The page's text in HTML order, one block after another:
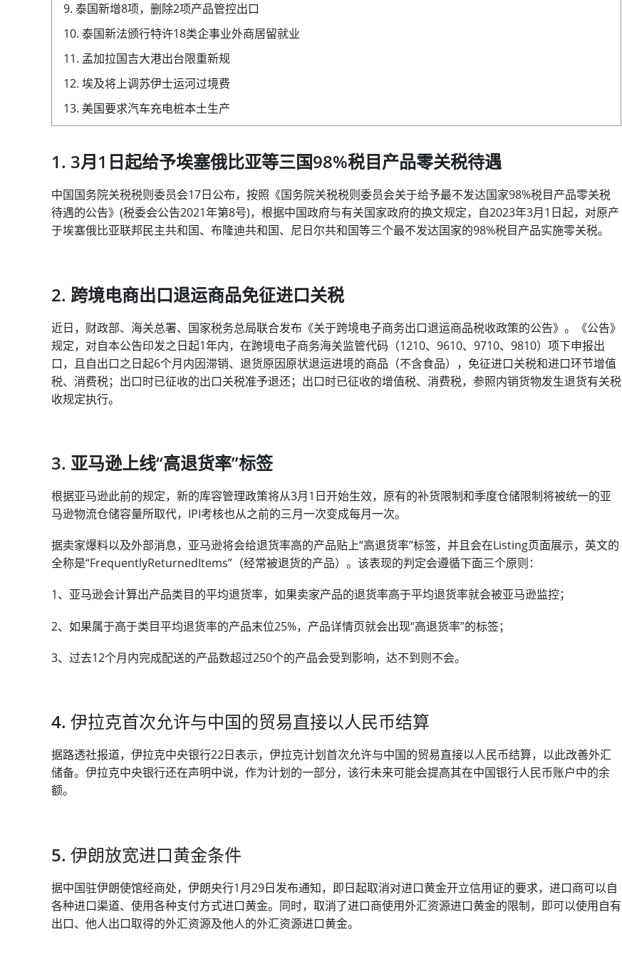
9. 泰国新增8项，删除2项产品管控出口
10. 泰国新法颁行特许18类企事业外商居留就业
11. 孟加拉国吉大港出台限重新规
12. 埃及将上调苏伊士运河过境费
13. 美国要求汽车充电桩本土生产
1. 3月1日起给予埃塞俄比亚等三国98%税目产品零关税待遇
中国国务院关税税则委员会17日公布，按照《国务院关税税则委员会关于给予最不发达国家98%税目产品零关税
待遇的公告》(税委会公告2021年第8号)，根据中国政府与有关国家政府的换文规定，自2023年3月1日起，对原产
于埃塞俄比亚联邦民主共和国、布隆迪共和国、尼日尔共和国等三个最不发达国家的98%税目产品实施零关税。
2. 跨境电商出口退运商品免征进口关税
近日，财政部、海关总署、国家税务总局联合发布《关于跨境电子商务出口退运商品税收政策的公告》。《公告》
规定，对自本公告印发之日起1年内，在跨境电子商务海关监管代码（1210、9610、9710、9810）项下申报出
口，且自出口之日起6个月内因滞销、退货原因原状退运进境的商品（不含食品），免征进口关税和进口环节增值
税、消费税；出口时已征收的出口关税准予退还；出口时已征收的增值税、消费税，参照内销货物发生退货有关税
收规定执行。
3. 亚马逊上线“高退货率”标签
根据亚马逊此前的规定，新的库容管理政策将从3月1日开始生效，原有的补货限制和季度仓储限制将被统一的亚
马逊物流仓储容量所取代，IPI考核也从之前的三月一次变成每月一次。
据卖家爆料以及外部消息，亚马逊将会给退货率高的产品贴上“高退货率”标签，并且会在Listing页面展示，英文的
全称是“FrequentlyReturnedItems”（经常被退货的产品）。该表现的判定会遵循下面三个原则：
1、亚马逊会计算出产品类目的平均退货率，如果卖家产品的退货率高于平均退货率就会被亚马逊监控；
2、如果属于高于类目平均退货率的产品末位25%，产品详情页就会出现“高退货率”的标签；
3、过去12个月内完成配送的产品数超过250个的产品会受到影响，达不到则不会。
4. 伊拉克首次允许与中国的贸易直接以人民币结算
据路透社报道，伊拉克中央银行22日表示，伊拉克计划首次允许与中国的贸易直接以人民币结算，以此改善外汇
储备。伊拉克中央银行还在声明中说，作为计划的一部分，该行未来可能会提高其在中国银行人民币账户中的余
额。
5. 伊朗放宽进口黄金条件
据中国驻伊朗使馆经商处，伊朗央行1月29日发布通知，即日起取消对进口黄金开立信用证的要求，进口商可以自
各种进口渠道、使用各种支付方式进口黄金。同时，取消了进口商使用外汇资源进口黄金的限制，即可以使用自有
出口、他人出口取得的外汇资源及他人的外汇资源进口黄金。